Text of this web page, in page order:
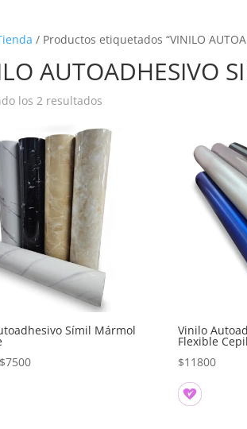
/ Productos etiquetados “VINILO
AUTOADHESIVO
los 2 resultados
popularidad
Símil Mármol
$7500Rango
Vinilo
Flexible
$11800